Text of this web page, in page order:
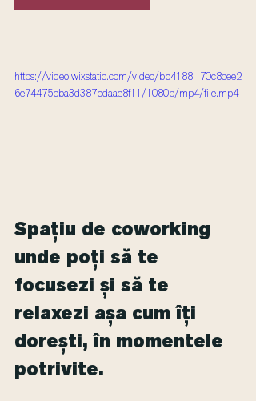
https://video.wixstatic.com/video/bb4188_70c8cee2
6e74475bba3d387bdaae8f11/1080p/mp4/file.mp4
Spațiu de coworking
unde poți să te
focusezi și să te
relaxezi așa cum îți
dorești, în momentele
potrivite.